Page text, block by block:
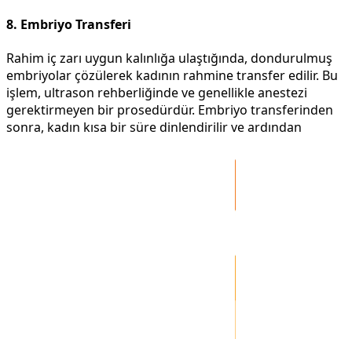
8. Embriyo Transferi
Rahim iç zarı uygun kalınlığa ulaştığında, dondurulmuş
embriyolar çözülerek kadının rahmine transfer edilir. Bu
işlem, ultrason rehberliğinde ve genellikle anestezi
gerektirmeyen bir prosedürdür. Embriyo transferinden
sonra, kadın kısa bir süre dinlendirilir ve ardından